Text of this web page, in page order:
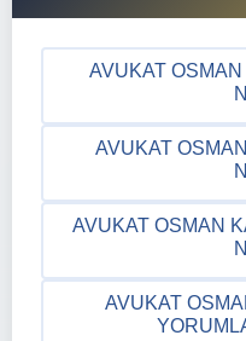
AVUKAT OSMAN
AVUKAT
AVUKAT OSMAN
AVUKAT